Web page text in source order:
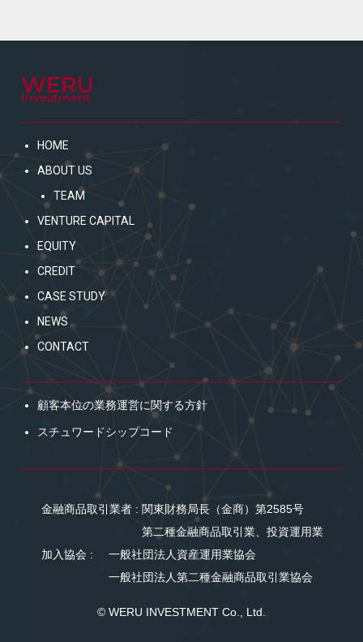
HOME
ABOUT US
TEAM
VENTURE CAPITAL
EQUITY
CREDIT
CASE STUDY
NEWS
CONTACT
顧客本位の業務運営に関する方針
スチュワードシップコード
金融商品取引業者 : 関東財務局長（金商）第2585号
第二種金融商品取引業、投資運用業
加入協会 :
一般社団法人資産運用業協会
一般社団法人第二種金融商品取引業協会
© WERU INVESTMENT Co., Ltd.